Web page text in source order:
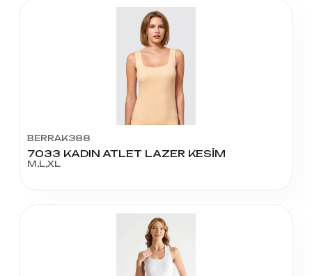
BERRAK388
7033 KADIN ATLET LAZER KESİM
M,L,XL